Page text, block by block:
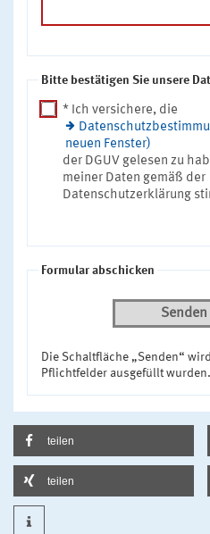
Bitte bestätigen Sie unsere
* Ich versichere, die
neuen Fenster)
der DGUV gelesen zu
meiner Daten gemäß der
Datenschutzerklärung
Formular abschicken
Senden
Die Schaltfläche „Senden“
Pflichtfelder ausgefüllt wurden.
teilen
teilen